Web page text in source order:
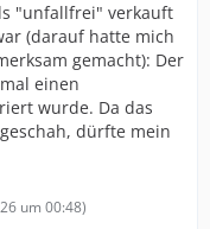
"unfallfrei" verkauft
(darauf hatte mich
gemacht): Der
einen
wurde. Da das
dürfte mein
um 00:48)